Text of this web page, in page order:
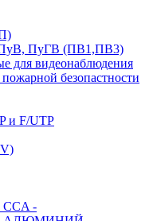
ПуВ, ПуГВ (ПВ1,ПВ3)
для видеонаблюдения
безопастности
и F/UTP
-